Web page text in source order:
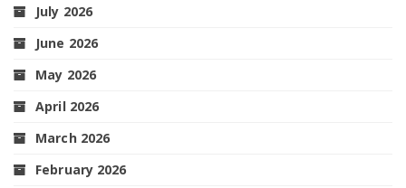
July 2026
June 2026
May 2026
April 2026
March 2026
February 2026